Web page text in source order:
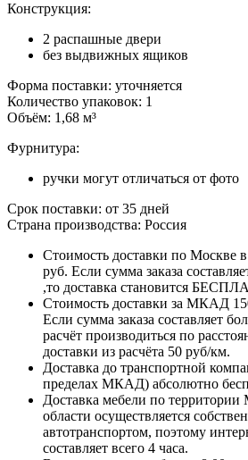
Конструкция:
2 распашные двери
без выдвижных ящиков
Форма поставки: уточняется
Количество упаковок: 1
Объём: 1,68 м³
Фурнитура:
ручки могут отличаться от фото
Срок поставки: от 35 дней
Страна производства: Россия
Стоимость доставки по Москве
руб. Если сумма заказа
,то доставка становится
Стоимость доставки за МКАД
Если сумма заказа составляет
расчёт производиться по
доставки из расчёта 50 руб/км.
Доставка до транспортной
пределах МКАД) абсолютно
Доставка мебели по
области осуществляется
автотранспортом, поэтому
составляет всего 4 часа.